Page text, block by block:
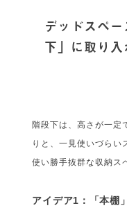
デッドスペ
下」に取り
階段下は、高さが一定
りと、一見使いづらい
使い勝手抜群な収納ス
アイデア1：「本棚